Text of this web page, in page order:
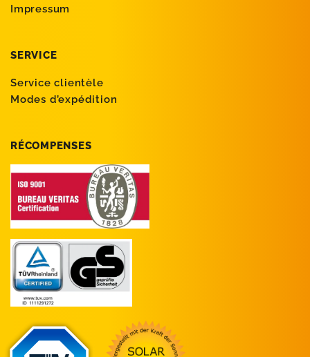
Impressum
SERVICE
Service clientèle
Modes d’expédition
RÉCOMPENSES